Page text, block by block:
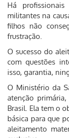
Há
militantes na
filhos não
frustração.
O sucesso do
com questões
isso, garantia,
O Ministério da
atenção
Brasil. Ela tem o
básica para que
aleitamento